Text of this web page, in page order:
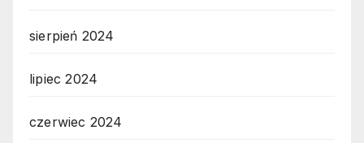
sierpień 2024
lipiec 2024
czerwiec 2024